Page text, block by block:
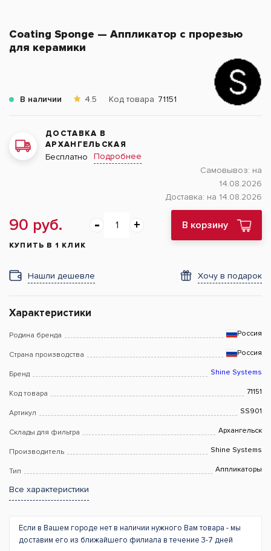
Coating Sponge — Аппликатор с прорезью
для керамики
В наличии 4.5 Код товара 71151
ДОСТАВКА В
АРХАНГЕЛЬСКАЯ
Бесплатно
Подробнее
Самовывоз: на
14.08.2026
Доставка: на 14.08.2026
90 руб. В корзину
КУПИТЬ В 1 КЛИК
Нашли дешевле Хочу в подарок
Характеристики
Родина бренда Россия
Страна производства Россия
Бренд Shine Systems
Код товара 71151
Артикул SS901
Склады для фильтра Архангельск
Производитель Shine Systems
Тип Аппликаторы
Все характеристики
Если в Вашем городе нет в наличии нужного Вам товара - мы
доставим его из ближайшего филиала в течение 3-7 дней